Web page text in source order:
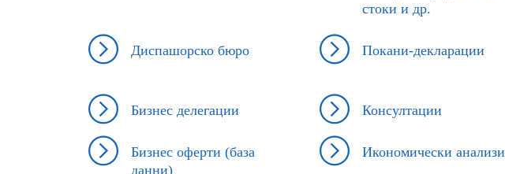
стоки и др.
Диспашорско бюро Покани-декларации
Бизнес делегации Консултации
Бизнес оферти (база
данни)
Икономически анализи